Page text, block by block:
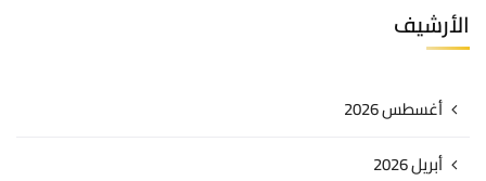
الأرشيف
أغسطس 2026
أبريل 2026